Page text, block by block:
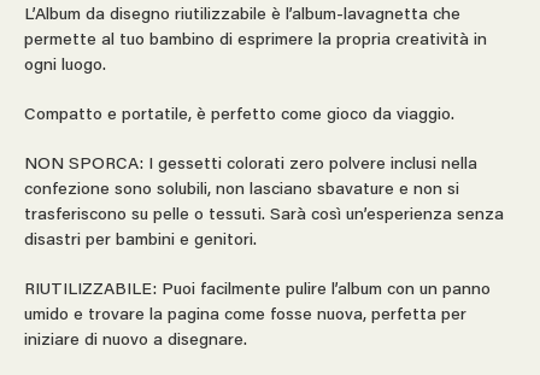
L’Album da disegno riutilizzabile è l’album-lavagnetta che
permette al tuo bambino di esprimere la propria creatività in
ogni luogo.
Compatto e portatile, è perfetto come gioco da viaggio.
NON SPORCA: I gessetti colorati zero polvere inclusi nella
confezione sono solubili, non lasciano sbavature e non si
trasferiscono su pelle o tessuti. Sarà così un’esperienza senza
disastri per bambini e genitori.
RIUTILIZZABILE: Puoi facilmente pulire l’album con un panno
umido e trovare la pagina come fosse nuova, perfetta per
iniziare di nuovo a disegnare.